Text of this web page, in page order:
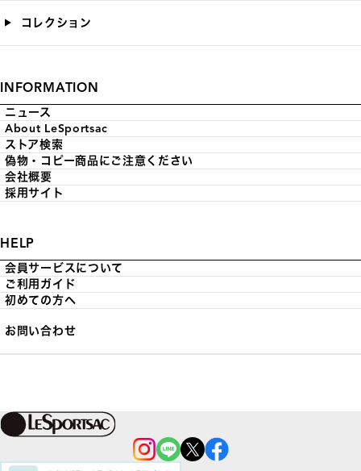
コレクション
INFORMATION
ニュース
About LeSportsac
ストア検索
偽物・コピー商品にご注意ください
会社概要
採用サイト
HELP
会員サービスについて
ご利用ガイド
初めての方へ
お問い合わせ